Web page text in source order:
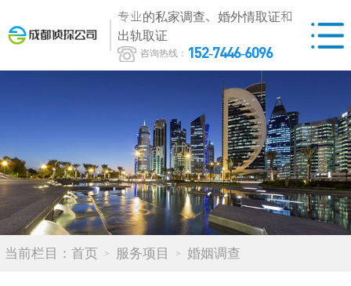
专业的私家调查、婚外情取证和
出轨取证
咨询热线： 152-7446-6096
当前栏目： 首页 服务项目 婚姻调查